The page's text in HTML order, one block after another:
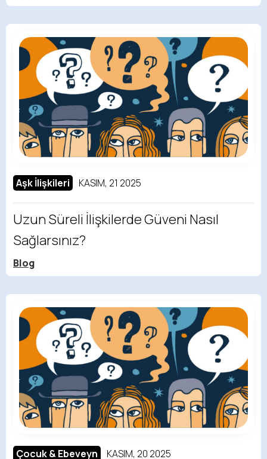
Aşk İlişkileri KASIM, 21 2025
Uzun Süreli İlişkilerde Güveni Nasıl
Sağlarsınız?
Blog
Çocuk & Ebeveyn KASIM, 20 2025